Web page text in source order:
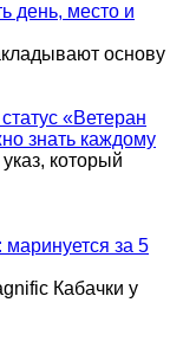
день, место и
основу
«Ветеран
знать каждому
который
маринуется за 5
Кабачки у